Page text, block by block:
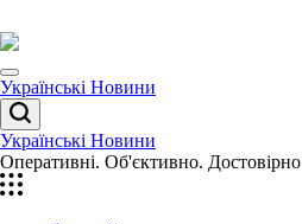
до
вмісту
Menu
Українські Новини
Пошук
Українські Новини
Оперативні. Об'єктивно. Достовірно